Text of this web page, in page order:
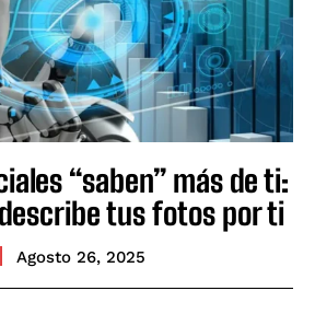
“saben” más de ti:
tus fotos por ti
Agosto 26, 2025